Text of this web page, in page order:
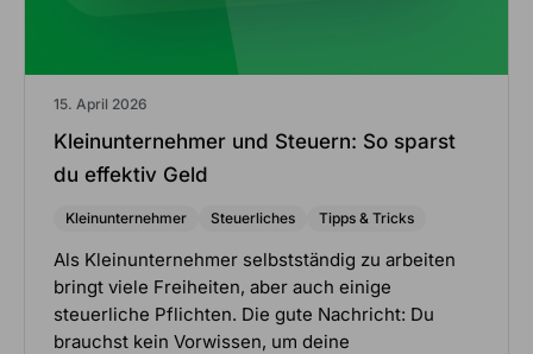
15. April 2026
Kleinunternehmer und Steuern: So sparst
du effektiv Geld
Kleinunternehmer Steuerliches Tipps & Tricks
Als Kleinunternehmer selbstständig zu arbeiten
bringt viele Freiheiten, aber auch einige
steuerliche Pflichten. Die gute Nachricht: Du
brauchst kein Vorwissen, um deine